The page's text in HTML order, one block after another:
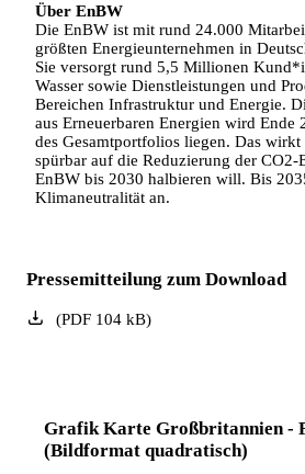
Über EnBW
Die EnBW ist mit rund 24.000
größten Energieunternehmen in
Sie versorgt rund 5,5 Millionen
Wasser sowie Dienstleistungen und
Bereichen Infrastruktur und Energie.
aus Erneuerbaren Energien wird Ende
des Gesamtportfolios liegen. Das wirkt
spürbar auf die Reduzierung der CO2-
EnBW bis 2030 halbieren will. Bis
Klimaneutralität an.
Pressemitteilung zum Download
(PDF104 kB)
Grafik Karte Großbritannien -
(Bildformat quadratisch)